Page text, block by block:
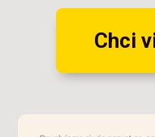
Chci